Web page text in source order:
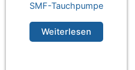
SMF-Tauchpumpe
Weiterlesen